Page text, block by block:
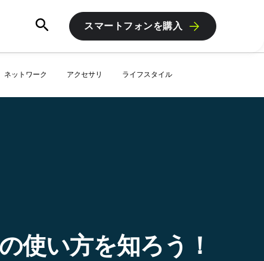
スマートフォンを購入
ネットワーク アクセサリ ライフスタイル
使い方を知ろう！